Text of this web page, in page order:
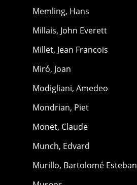
Memling, Hans
Millais, John Everett
Millet, Jean Francois
Miró, Joan
Modigliani, Amedeo
Mondrian, Piet
Monet, Claude
Munch, Edvard
Murillo, Bartolomé Esteban